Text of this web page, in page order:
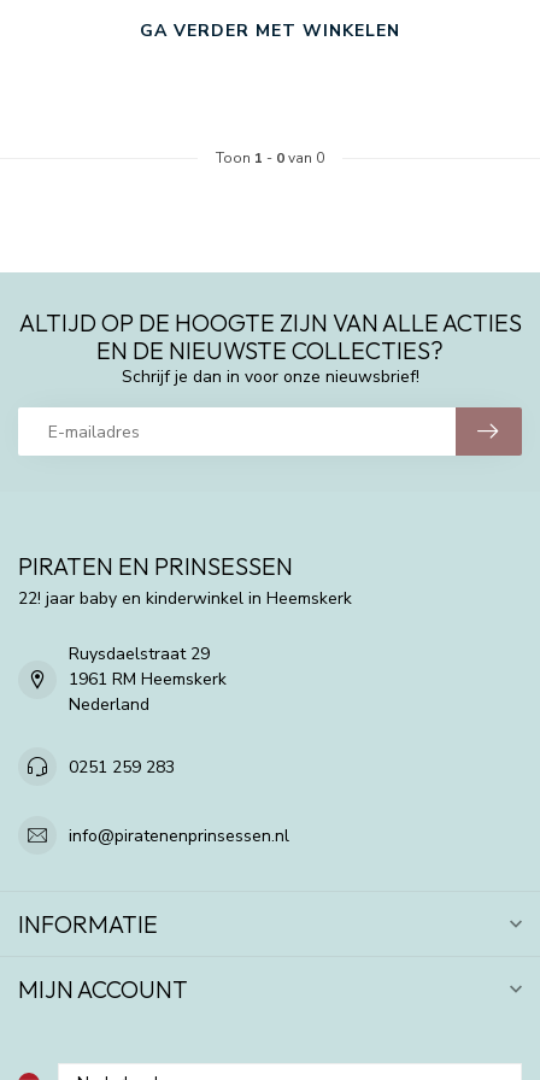
GA VERDER MET WINKELEN
Toon 1 - 0van 0
ALTIJD OP DE HOOGTE ZIJN VAN ALLE ACTIES
EN DE NIEUWSTE COLLECTIES?
Schrijf je dan in voor onze nieuwsbrief!
PIRATEN EN PRINSESSEN
22! jaar baby en kinderwinkel in Heemskerk
Ruysdaelstraat 29
1961 RM Heemskerk
Nederland
0251 259 283
info@piratenenprinsessen.nl
INFORMATIE
MIJN ACCOUNT